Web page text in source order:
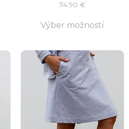
74.90 €
Výber možností